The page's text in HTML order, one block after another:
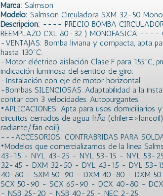
Marca: Salmson
Modelo: Salmson Circuladora SXM 32-50
Descripción: ---- PRECIO BOMBA
REEMPLAZO CXL 80-32 ) MONOFASICA
-VENTAJAS: Bomba liviana y compacta, apta
hasta 130ºC.
-Motor eléctrico aislación Clase F para 155ºC,
indicación luminosa del sentido de giro.
-Instalación con eje de motor horizontal.
-Bombas SILENCIOSAS. Adaptabilidad a la
contar con 3 velocidades. Autopurgantes.
•APLICACIONES: Apta para usos domiciliarios
circuitos cerrados de agua frÃ­a
radiante/fan coil).
---ACCESORIOS: CONTRABRIDAS PARA
•Modelos que comercializamos de la linea
43-15 - NYL 43-25 - NYL 53-15 - NYL 53-
32-45 - DXM 32-50 - DYL 43-15 - DYL 53-
40-80 - SXM 50-90 - DXM 40-80 - DXM
SCX 50-90 - SCX 65-90 - DCX 40-80 -
- NSB 25-20 - NSB 40-25 - NEC 2-25